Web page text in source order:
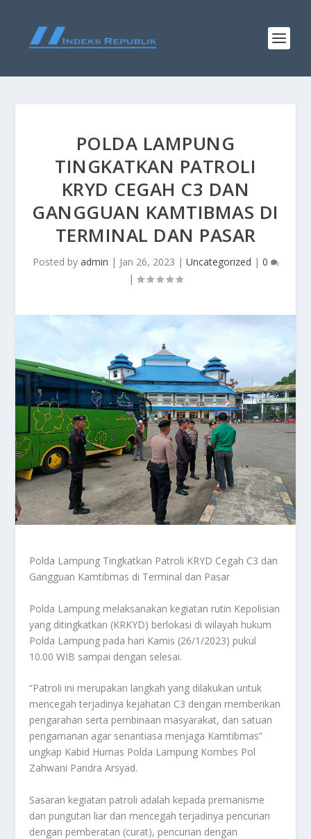
POLDA LAMPUNG
TINGKATKAN PATROLI
KRYD CEGAH C3 DAN
GANGGUAN KAMTIBMAS DI
TERMINAL DAN PASAR
Posted by admin | Jan 26, 2023 | Uncategorized | 0
|
Polda Lampung Tingkatkan Patroli KRYD Cegah C3 dan
Gangguan Kamtibmas di Terminal dan Pasar
Polda Lampung melaksanakan kegiatan rutin Kepolisian
yang ditingkatkan (KRKYD) berlokasi di wilayah hukum
Polda Lampung pada hari Kamis (26/1/2023) pukul
10.00 WIB sampai dengan selesai.
“Patroli ini merupakan langkah yang dilakukan untuk
mencegah terjadinya kejahatan C3 dengan memberikan
pengarahan serta pembinaan masyarakat, dan satuan
pengamanan agar senantiasa menjaga Kamtibmas”
ungkap Kabid Humas Polda Lampung Kombes Pol
Zahwani Pandra Arsyad.
Sasaran kegiatan patroli adalah kepada premanisme
dan pungutan liar dan mencegah terjadinya pencurian
dengan pemberatan (curat), pencurian dengan